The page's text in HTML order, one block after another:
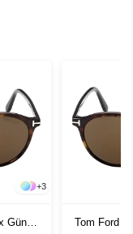
+3
Tom Ford